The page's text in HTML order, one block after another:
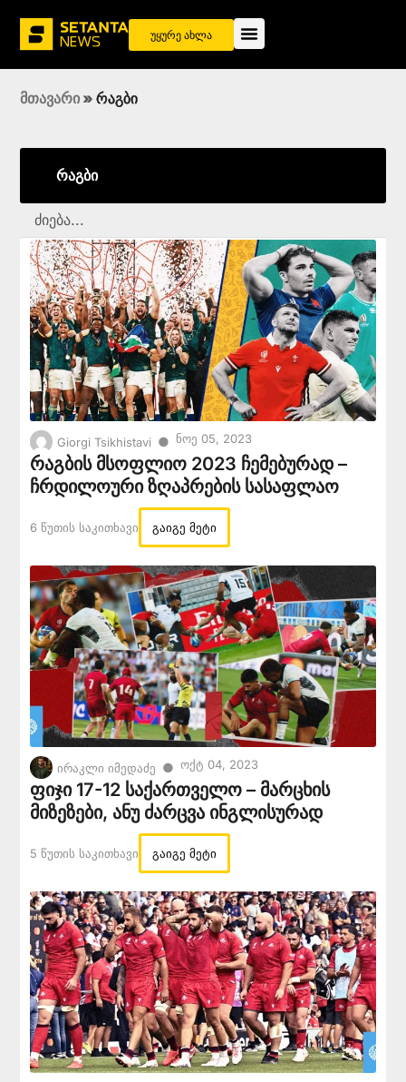
უყურე ახლა
მთავარი » რაგბი
რაგბი
Giorgi Tsikhistavi ● Ნოე 05, 2023
რაგბის მსოფლიო 2023 ჩემებურად –
ჩრდილოური ზღაპრების სასაფლაო
6 Წუთის Საკითხავი გაიგე მეტი
ირაკლი იმედაძე ● Ოქტ 04, 2023
ფიჯი 17-12 საქართველო – მარცხის
მიზეზები, ანუ ძარცვა ინგლისურად
5 Წუთის Საკითხავი გაიგე მეტი